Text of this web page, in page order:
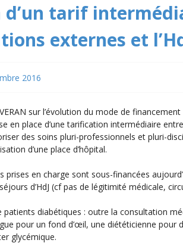
d’un tarif
externes et
2016
sur l’évolution du mode de
en place d’une tarification intermédiaire
des soins pluri-professionnels et pluri-
d’une place d’hôpital.
prises en charge sont sous-financées
d’HdJ (cf pas de légitimité médicale,
patients diabétiques : outre la consultation
pour un fond d’œil, une diététicienne pour
glycémique.